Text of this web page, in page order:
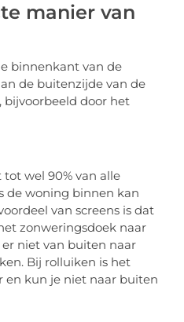
manier van
binnenkant van de
de buitenzijde van de
door het
wel 90% van alle
de woning binnen kan
van screens is dat
zonweringsdoek naar
niet van buiten naar
Bij rolluiken is het
kun je niet naar buiten